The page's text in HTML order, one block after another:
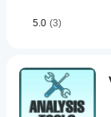
5.0 (3)